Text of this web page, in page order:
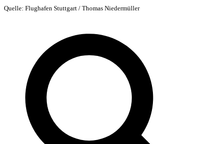
Quelle: Flughafen Stuttgart / Thomas Niedermüller